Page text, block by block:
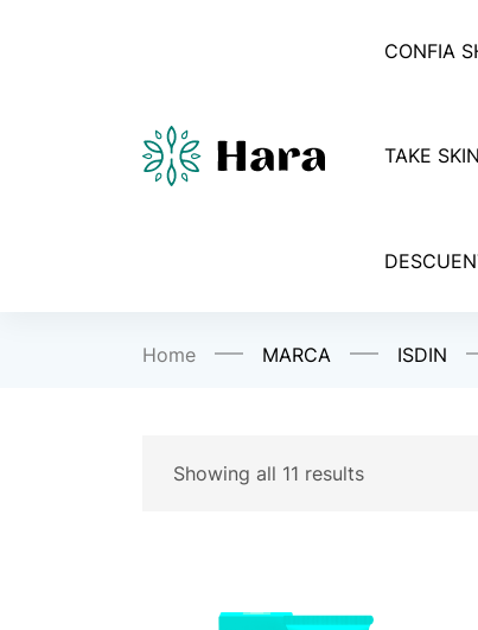
CONFIA
TAKE
Home MARCA ISDIN
Showing all 11 results